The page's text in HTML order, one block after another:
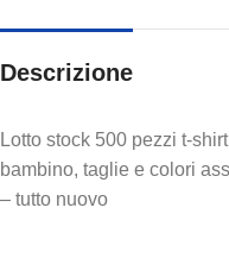
Descrizione
Lotto stock 500 pezzi t-
bambino, taglie e colori
– tutto nuovo